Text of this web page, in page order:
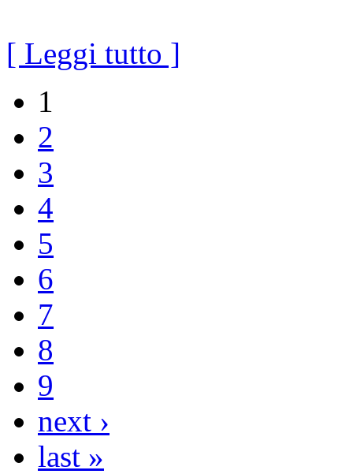
[ Leggi tutto ]
1
2
3
4
5
6
7
8
9
next ›
last »